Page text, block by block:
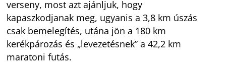
verseny, most azt ajánljuk, hogy
kapaszkodjanak meg, ugyanis a 3,8 km úszás
csak bemelegítés, utána jön a 180 km
kerékpározás és „levezetésnek” a 42,2 km
maratoni futás.